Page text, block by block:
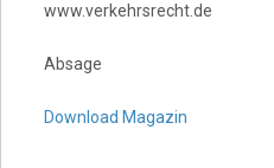
www.verkehrsrecht.de
Absage
Download Magazin